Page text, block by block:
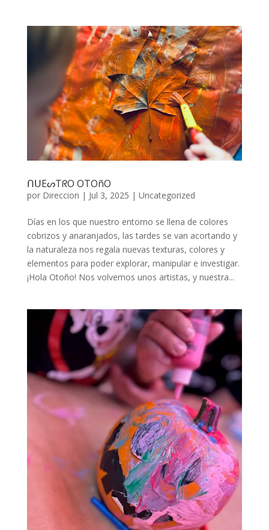
ᑎᑌEᔕTᖇO OTOñO
por Direccion | Jul 3, 2025 | Uncategorized
Días en los que nuestro entorno se llena de colores
cobrizos y anaranjados, las tardes se van acortando y
la naturaleza nos regala nuevas texturas, colores y
elementos para poder explorar, manipular e investigar.
¡Hola Otoño! Nos volvemos unos artistas, y nuestra...